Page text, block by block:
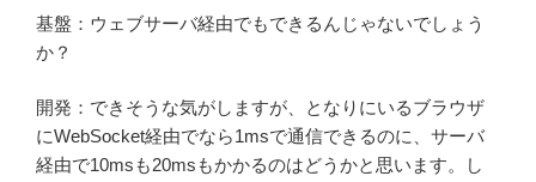
基盤：ウェブサーバ経由でもできるんじゃないでしょう
か？
開発：できそうな気がしますが、となりにいるブラウザ
にWebSocket経由でなら1msで通信できるのに、サーバ
経由で10msも20msもかかるのはどうかと思います。し